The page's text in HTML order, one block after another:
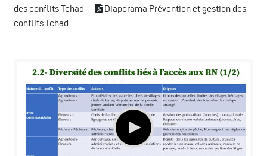
des conflits Tchad
Diaporama Prévention et gestion des
conflits Tchad